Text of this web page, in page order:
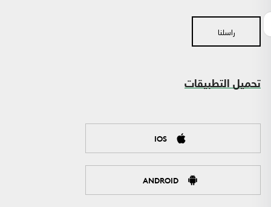
راسلنا
تحميل التطبيقات
IOS
ANDROID